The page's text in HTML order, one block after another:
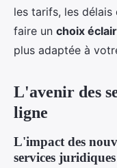
les tarifs, les
faire un choix
plus adaptée à
L'avenir des
ligne
L'impact des
services juridiques